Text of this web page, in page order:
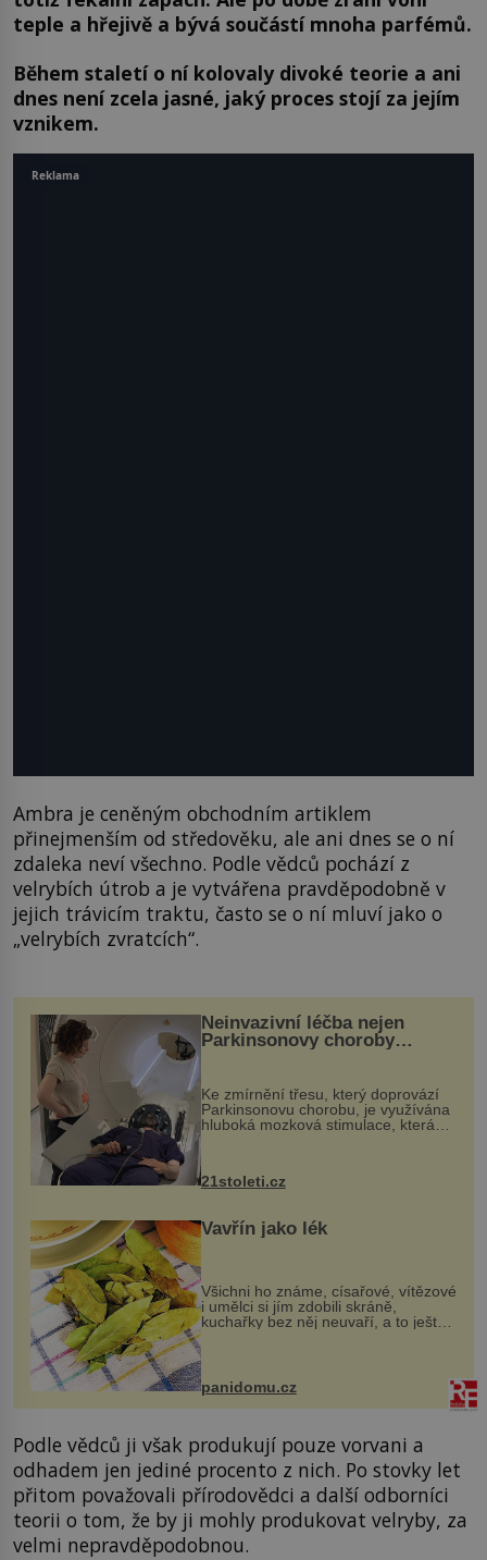
teple a hřejivě a bývá součástí mnoha parfémů.
Během staletí o ní kolovaly divoké teorie a ani
dnes není zcela jasné, jaký proces stojí za jejím
vznikem.
Ambra je ceněným obchodním artiklem
přinejmenším od středověku, ale ani dnes se o ní
zdaleka neví všechno. Podle vědců pochází z
velrybích útrob a je vytvářena pravděpodobně v
jejich trávicím traktu, často se o ní mluví jako o
„velrybích zvratcích“.
Neinvazivní léčba nejen
Parkinsonovy choroby
Ke zmírnění třesu, který doprovází
Parkinsonovu chorobu, je využívána
hluboká mozková stimulace, která
však vyžaduje vysoce invazivní
k dostatečně přesnému zacílení ...
21stoleti.cz
Vavřín jako lék
Všichni ho známe, císařové, vítězové
i umělci si jím zdobili skráně,
kuchařky bez něj neuvaří, a to ještě
nevíte, že bobkový list může výrazně
zmírnit některé naše neduhy.
Obsahuje v malém množství ně...
panidomu.cz
Podle vědců ji však produkují pouze vorvani a
odhadem jen jediné procento z nich. Po stovky let
přitom považovali přírodovědci a další odborníci
teorii o tom, že by ji mohly produkovat velryby, za
velmi nepravděpodobnou.
Reklama